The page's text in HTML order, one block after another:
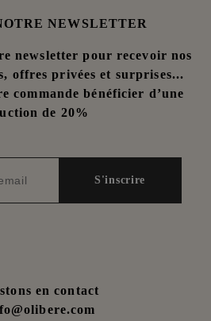
NEWSLETTER
newsletter pour recevoir nos
offres privées et surprises...
commande bénéficier d’une
de 20%
S'inscrire
en contact